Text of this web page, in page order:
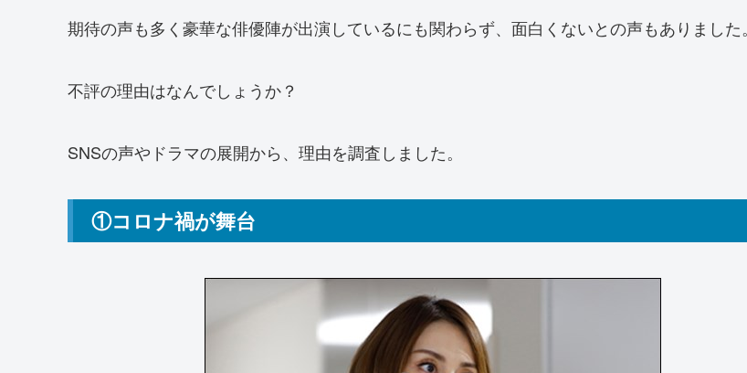
期待の声も多く豪華な俳優陣が出演しているにも関わらず、面白くないとの声もありました。
不評の理由はなんでしょうか？
SNSの声やドラマの展開から、理由を調査しました。
①コロナ禍が舞台